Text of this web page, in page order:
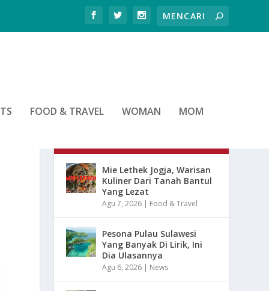
FOOD & TRAVEL WOMAN MOM
Mie Lethek Jogja, Warisan
Kuliner Dari Tanah Bantul
Yang Lezat
Agu 7, 2026 | Food & Travel
Pesona Pulau Sulawesi
Yang Banyak Di Lirik, Ini
Dia Ulasannya
Agu 6, 2026 | News